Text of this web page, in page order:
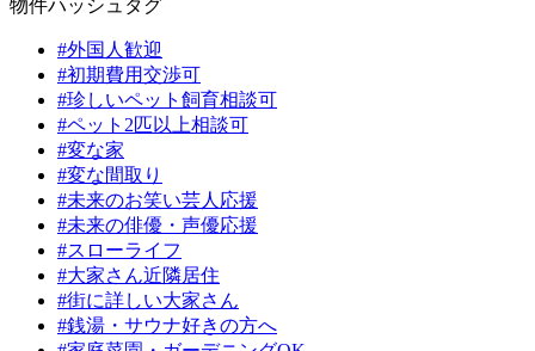
物件ハッシュタグ
#外国人歓迎
#初期費用交渉可
#珍しいペット飼育相談可
#ペット2匹以上相談可
#変な家
#変な間取り
#未来のお笑い芸人応援
#未来の俳優・声優応援
#スローライフ
#大家さん近隣居住
#街に詳しい大家さん
#銭湯・サウナ好きの方へ